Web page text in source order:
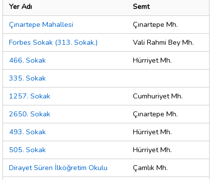
Yer Adı
Semt
Çınartepe Mahallesi
Çınartepe Mh.
Forbes Sokak (313. Sokak.)
Vali Rahmi Bey Mh.
466. Sokak
Hürriyet Mh.
335. Sokak
1257. Sokak
Cumhuriyet Mh.
2650. Sokak
Çınartepe Mh.
493. Sokak
Hürriyet Mh.
505. Sokak
Hürriyet Mh.
Dirayet Süren İlköğretim Okulu
Çamlık Mh.